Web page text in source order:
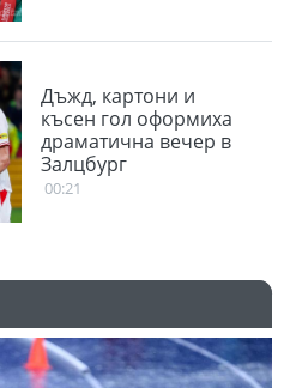
Дъжд, картони и
късен гол оформиха
драматична вечер в
Залцбург
00:21